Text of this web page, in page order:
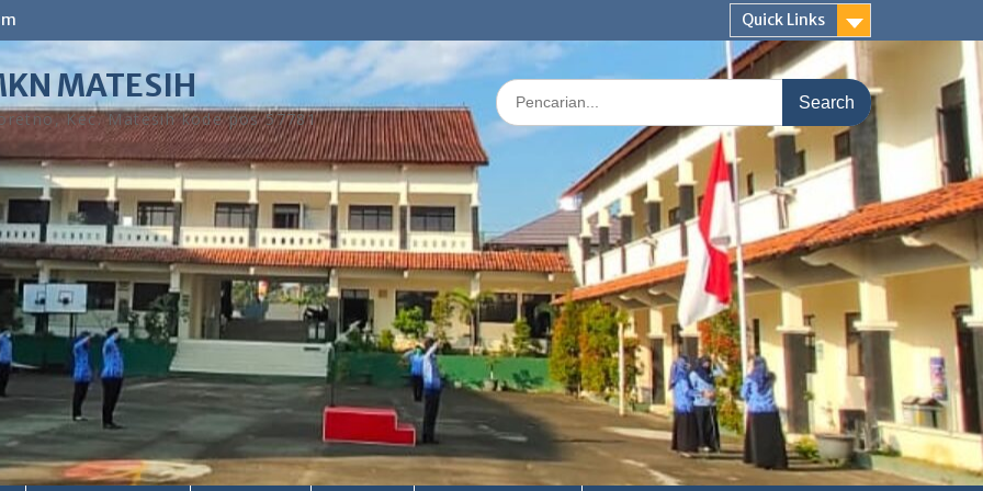
Quick Links
MATESIH
Kec. Matesih kode pos 57781
Search
for: